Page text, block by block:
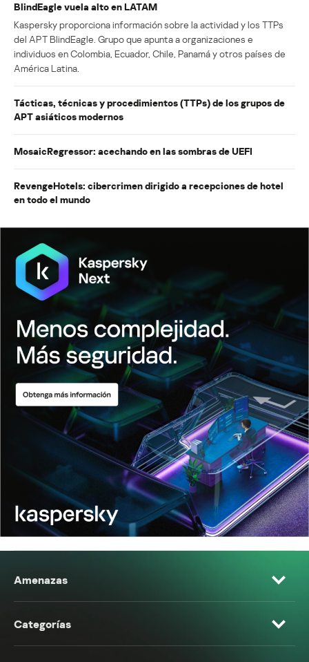
BlindEagle vuela alto en LATAM
Kaspersky proporciona información sobre la actividad y los TTPs
del APT BlindEagle. Grupo que apunta a organizaciones e
individuos en Colombia, Ecuador, Chile, Panamá y otros países de
América Latina.
Tácticas, técnicas y procedimientos (TTPs) de los grupos de
APT asiáticos modernos
MosaicRegressor: acechando en las sombras de UEFI
RevengeHotels: cibercrimen dirigido a recepciones de hotel
en todo el mundo
Amenazas
Categorías